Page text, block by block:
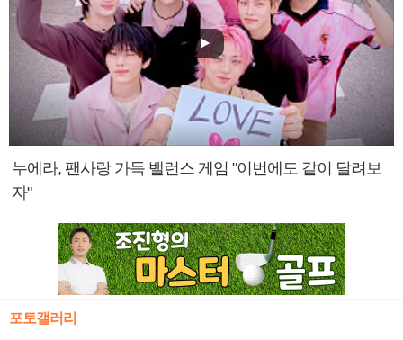
누에라, 팬사랑 가득 밸런스 게임 "이번에도 같이 달려보
자"
포토갤러리